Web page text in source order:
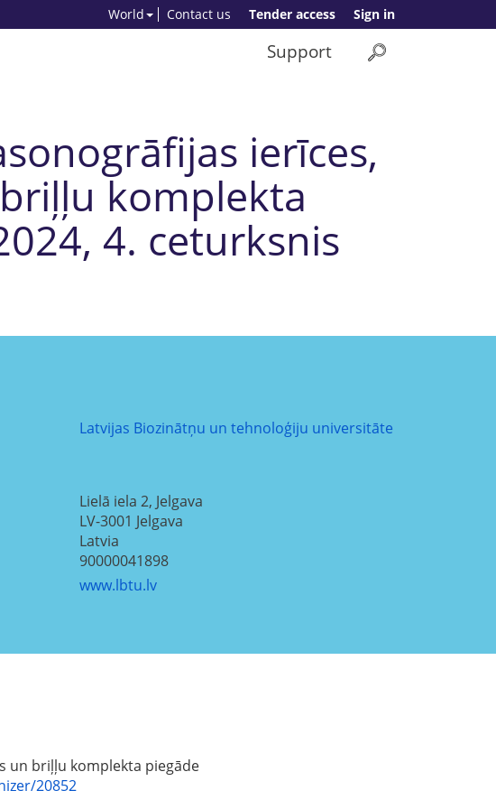
Sign in
Tender access
Contact us
World
Support
ierīces,
komplekta
4. ceturksnis
Latvijas Biozinātņu un tehnoloģiju universitāte
Lielā iela 2, Jelgava
LV-3001 Jelgava
Latvia
90000041898
www.lbtu.lv
un briļļu komplekta piegāde
20852